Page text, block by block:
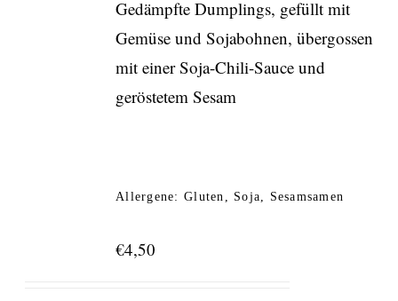
Gedämpfte Dumplings, gefüllt mit
Gemüse und Sojabohnen, übergossen
mit einer Soja-Chili-Sauce und
geröstetem Sesam
Allergene: Gluten, Soja, Sesamsamen
€4,50